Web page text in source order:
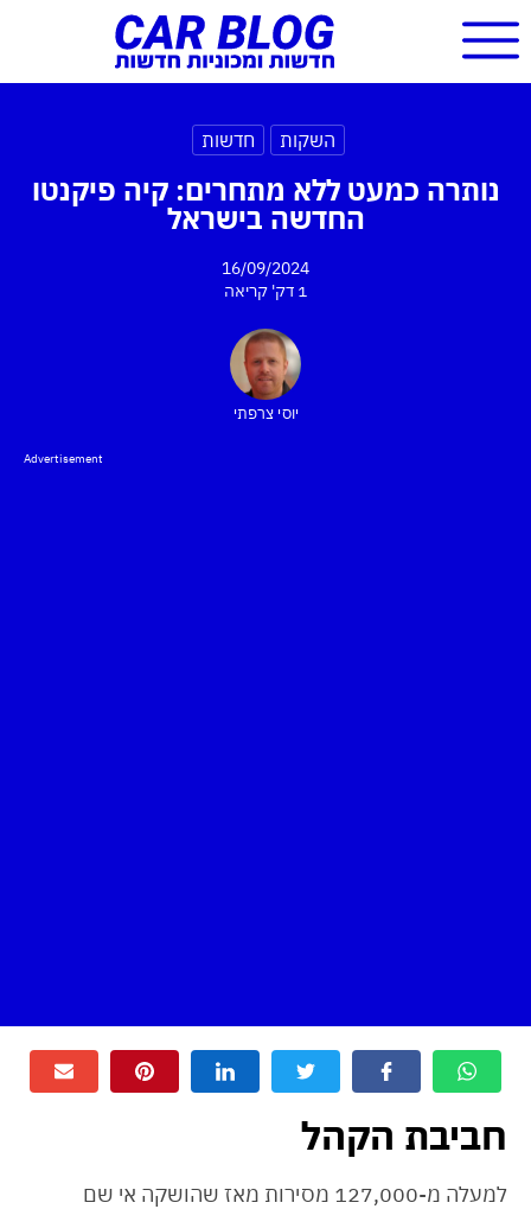
השקות חדשות
נותרה כמעט ללא מתחרים: קיה פיקנטו
החדשה בישראל
16/09/2024
1 דק'
קריאה
יוסי צרפתי
Advertisement
חביבת הקהל
למעלה מ-127,000 מסירות מאז שהושקה אי שם